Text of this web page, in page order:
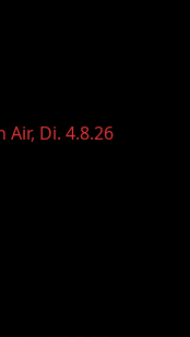
Di. 4.8.26